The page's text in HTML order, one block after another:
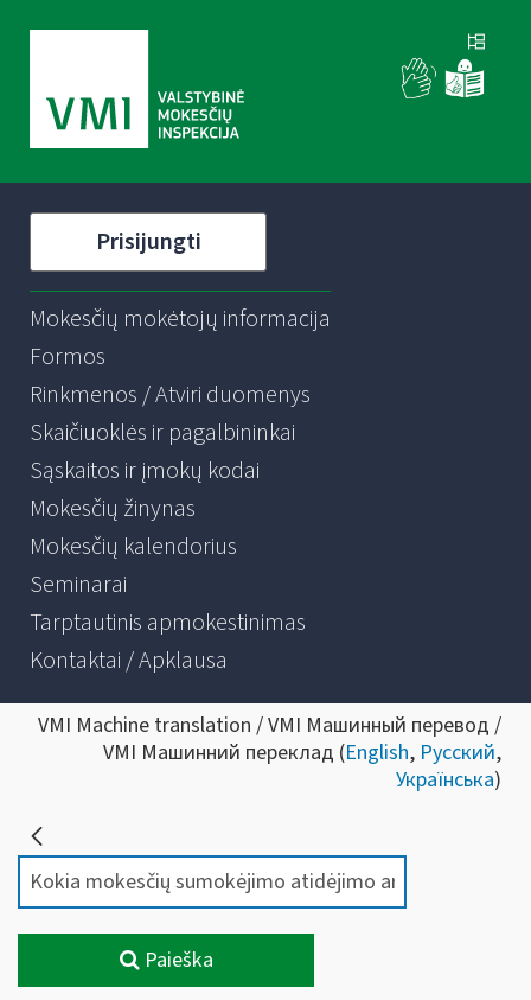
Prisijungti
Mokesčių mokėtojų informacija
Formos
Rinkmenos / Atviri duomenys
Skaičiuoklės ir pagalbininkai
Sąskaitos ir įmokų kodai
Mokesčių žinynas
Mokesčių kalendorius
Seminarai
Tarptautinis apmokestinimas
Kontaktai / Apklausa
VMI Machine translation / VMI Машинный перевод /
VMI Машинний переклад (English, Русский,
Українська)
Paieška